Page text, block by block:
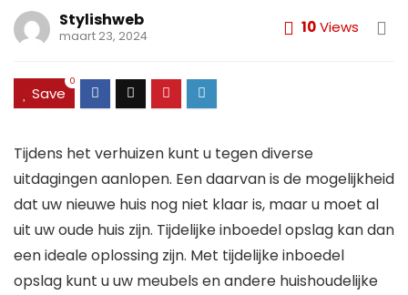
Stylishweb
maart 23, 2024 10Views
Save
0
Tijdens het verhuizen kunt u tegen diverse
uitdagingen aanlopen. Een daarvan is de mogelijkheid
dat uw nieuwe huis nog niet klaar is, maar u moet al
uit uw oude huis zijn. Tijdelijke inboedel opslag kan dan
een ideale oplossing zijn. Met tijdelijke inboedel
opslag kunt u uw meubels en andere huishoudelijke